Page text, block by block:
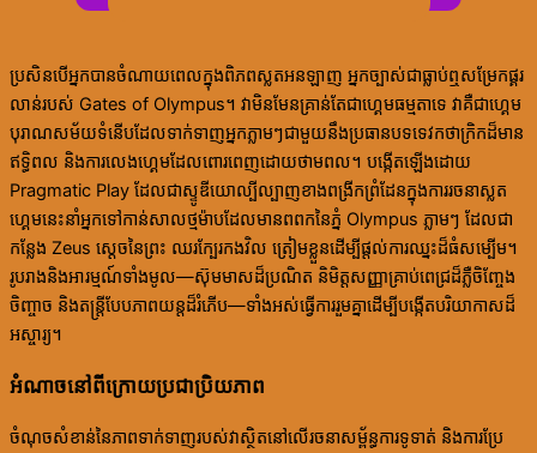
ប្រសិនបើអ្នកបានចំណាយពេលក្នុងពិភពស្លតអនឡាញ អ្នកច្បាស់ជាធ្លាប់ឮសម្រែកផ្គរ
លាន់របស់ Gates of Olympus។ វាមិនមែនគ្រាន់តែជាហ្គេមធម្មតាទេ វាគឺជាហ្គេម
បុរាណសម័យទំនើបដែលទាក់ទាញអ្នកភ្លាមៗជាមួយនឹងប្រធានបទទេវកថាក្រិកដ៏មាន
ឥទ្ធិពល និងការលេងហ្គេមដែលពោរពេញដោយថាមពល។ បង្កើតឡើងដោយ
Pragmatic Play ដែលជាស្ទូឌីយោល្បីល្បាញខាងពង្រីកព្រំដែនក្នុងការរចនាស្លត
ហ្គេមនេះនាំអ្នកទៅកាន់សាលថ្មម៉ាបដែលមានពពកនៃភ្នំ Olympus ភ្លាមៗ ដែលជា
កន្លែង Zeus ស្តេចនៃព្រះ ឈរក្បែរកងវិល ត្រៀមខ្លួនដើម្បីផ្តល់ការឈ្នះដ៏ធំសម្បើម។
រូបរាងនិងអារម្មណ៍ទាំងមូល—ស៊ុមមាសដ៏ប្រណិត និមិត្តសញ្ញាគ្រាប់ពេជ្រដ៏ភ្លឺចិញ្ចែង
ចិញ្ចាច និងតន្ត្រីបែបភាពយន្តដ៏រំភើប—ទាំងអស់ធ្វើការរួមគ្នាដើម្បីបង្កើតបរិយាកាសដ៏
អស្ចារ្យ។
អំណាចនៅពីក្រោយប្រជាប្រិយភាព
ចំណុចសំខាន់នៃភាពទាក់ទាញរបស់វាស្ថិតនៅលើរចនាសម្ព័ន្ធការទូទាត់ និងការប្រែ